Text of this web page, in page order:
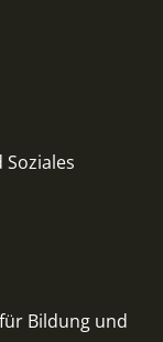
Bildung und